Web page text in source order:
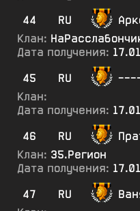
44
RU
Клан:
Дата получения:
45
RU
Клан:
Дата получения:
46
RU
Клан: 35.Регион
Дата получения:
47
RU